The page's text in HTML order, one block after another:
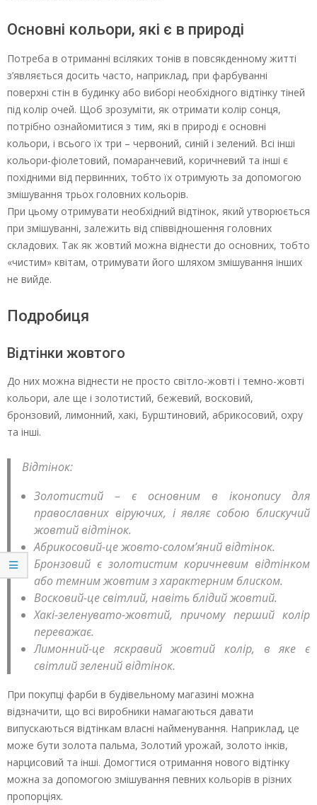
Основні кольори, які є в природі
Потреба в отриманні всіляких тонів в повсякденному житті
з’являється досить часто, наприклад, при фарбуванні
поверхні стін в будинку або виборі необхідного відтінку тіней
під колір очей. Щоб зрозуміти, як отримати колір сонця,
потрібно ознайомитися з тим, які в природі є основні
кольори, і всього їх три – червоний, синій і зелений. Всі інші
кольори-фіолетовий, помаранчевий, коричневий та інші є
похідними від первинних, тобто їх отримують за допомогою
змішування трьох головних кольорів.
При цьому отримувати необхідний відтінок, який утворюється
при змішуванні, залежить від співвідношення головних
складових. Так як жовтий можна віднести до основних, тобто
«чистим» квітам, отримувати його шляхом змішування інших
не вийде.
Подробиця
Відтінки жовтого
До них можна віднести не просто світло-жовті і темно-жовті
кольори, але ще і золотистий, бежевий, восковий,
бронзовий, лимонний, хакі, Бурштиновий, абрикосовий, охру
та інші.
Відтінок:
Золотистий – є основним в іконопису для
православних віруючих, і являє собою блискучий
жовтий відтінок.
Абрикосовий-це жовто-солом’яний відтінок.
Бронзовий є золотистим коричневим відтінком
або темним жовтим з характерним блиском.
Восковий-це світлий, навіть блідий жовтий.
Хакі-зеленувато-жовтий, причому перший колір
переважає.
Лимонний-це яскравий жовтий колір, в яке є
світлий зелений відтінок.
При покупці фарби в будівельному магазині можна
відзначити, що всі виробники намагаються давати
випускаються відтінкам власні найменування. Наприклад, це
може бути золота пальма, Золотий урожай, золото інків,
нарцисовий та інші. Домогтися отримання нового відтінку
можна за допомогою змішування певних кольорів в різних
пропорціях.